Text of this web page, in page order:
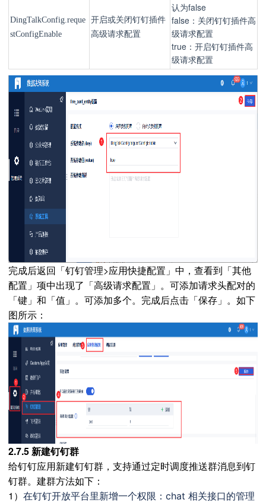
DingTalkConfig.reque
stConfigEnable
开启或关闭钉钉插件
高级请求配置
认为false
false：关闭钉钉插件高
级请求配置
true：开启钉钉插件高
级请求配置
完成后返回「钉钉管理>应用快捷配置」中，查看到「其他
配置」项中出现了「高级请求配置」。可添加请求头配对的
「键」和「值」。可添加多个。完成后点击「保存」。如下
图所示：
2.7.5 新建钉钉群
给钉钉应用新建钉钉群，支持通过定时调度推送群消息到钉
钉群。建群方法如下：
1） 在钉钉开放平台里新增一个权限： chat 相关接口的管理